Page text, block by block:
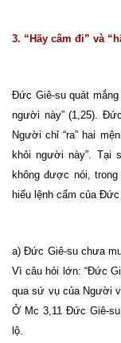
3. “Hãy câm đi” và
Đức Giê-su quát
người này” (1,25). Đức
Người chỉ “ra” hai
khỏi người này”. Tại
không được nói,
hiểu lệnh cấm của
a) Đức Giê-su chưa
Vì câu hỏi lớn: “Đức
qua sứ vụ của Người
Ở Mc 3,11 Đức Giê-
lộ.